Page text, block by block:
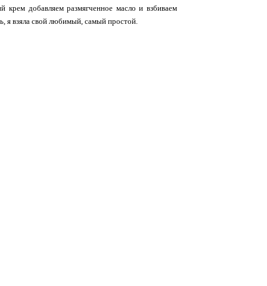
добавляем размягченное масло и взбиваем
я взяла свой любимый, самый простой.